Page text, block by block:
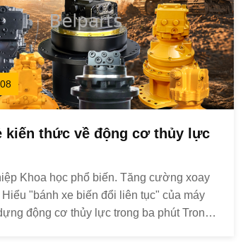
kiến thức về động cơ thủy lực
Khoa học phổ biến. Tăng cường xoay
Hiểu "bánh xe biến đổi liên tục" của máy
động cơ thủy lực trong ba phút Trong